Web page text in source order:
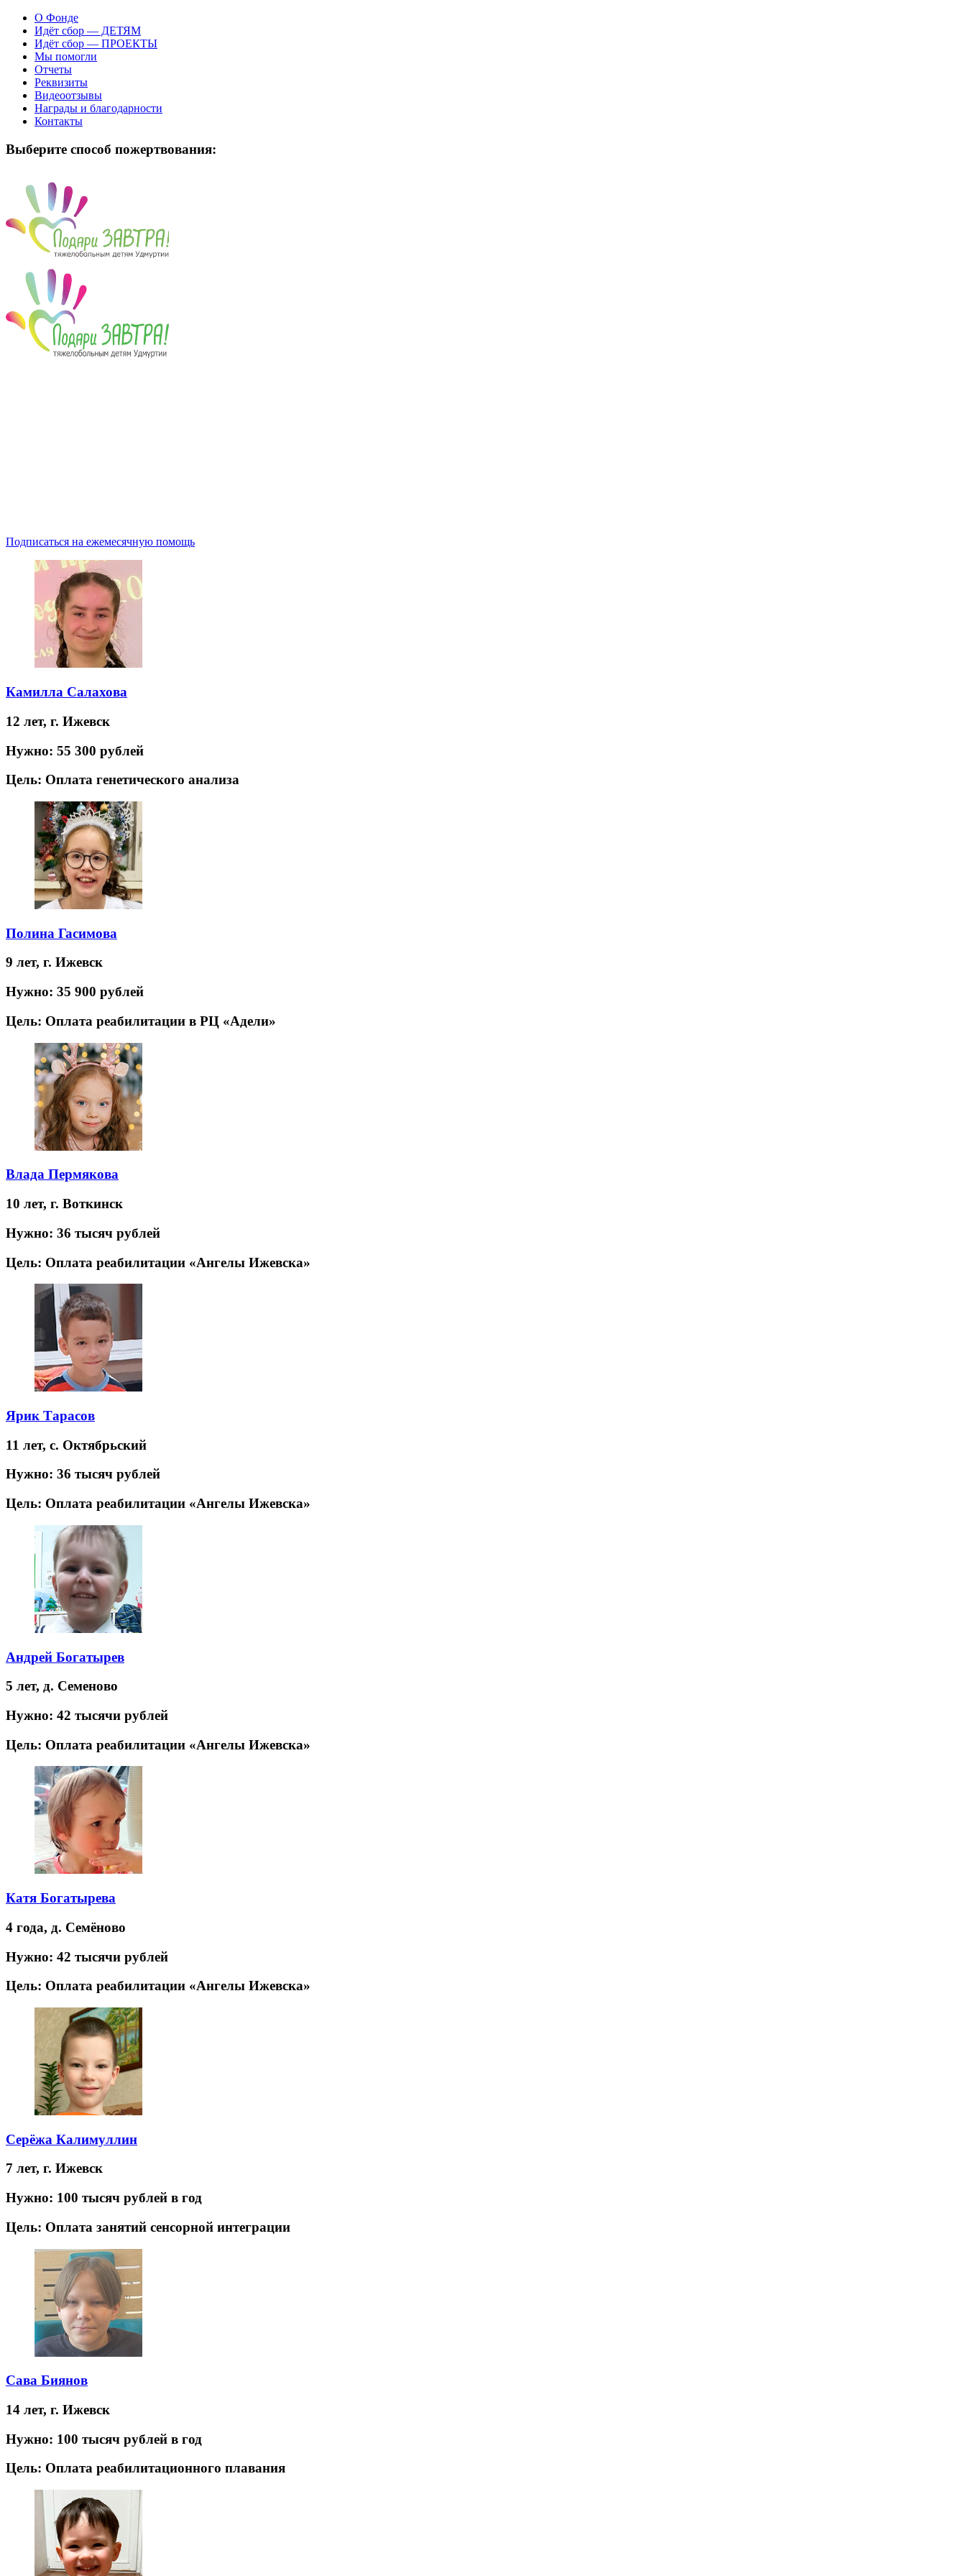
О Фонде
Идёт сбор — ДЕТЯМ
Идёт сбор — ПРОЕКТЫ
Мы помогли
Отчеты
Реквизиты
Видеоотзывы
Награды и благодарности
Контакты
Выберите способ пожертвования:
Подписаться на ежемесячную помощь
Камилла Салахова
12 лет, г. Ижевск
Нужно: 55 300 рублей
Цель: Оплата генетического анализа
Полина Гасимова
9 лет, г. Ижевск
Нужно: 35 900 рублей
Цель: Оплата реабилитации в РЦ «Адели»
Влада Пермякова
10 лет, г. Воткинск
Нужно: 36 тысяч рублей
Цель: Оплата реабилитации «Ангелы Ижевска»
Ярик Тарасов
11 лет, с. Октябрьский
Нужно: 36 тысяч рублей
Цель: Оплата реабилитации «Ангелы Ижевска»
Андрей Богатырев
5 лет, д. Семеново
Нужно: 42 тысячи рублей
Цель: Оплата реабилитации «Ангелы Ижевска»
Катя Богатырева
4 года, д. Семёново
Нужно: 42 тысячи рублей
Цель: Оплата реабилитации «Ангелы Ижевска»
Серёжа Калимуллин
7 лет, г. Ижевск
Нужно: 100 тысяч рублей в год
Цель: Оплата занятий сенсорной интеграции
Сава Биянов
14 лет, г. Ижевск
Нужно: 100 тысяч рублей в год
Цель: Оплата реабилитационного плавания